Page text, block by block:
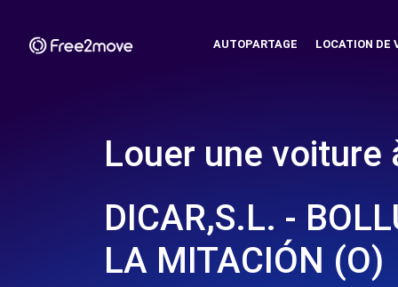
AUTOPARTAGE LOCATION DE
Louer une voiture
DICAR,S.L. -
LA MITACIÓN (O)